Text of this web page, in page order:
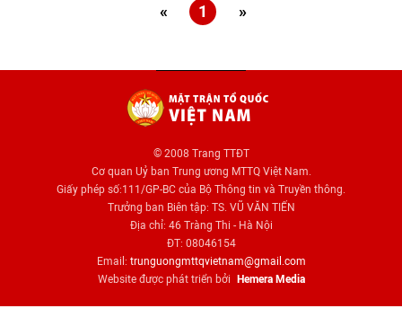
« 1 »
© 2008 Trang TTĐT
Cơ quan Uỷ ban Trung ương MTTQ Việt Nam.
Giấy phép số:111/GP-BC của Bộ Thông tin và Truyền thông.
Trưởng ban Biên tập: TS. VŨ VĂN TIẾN
Địa chỉ: 46 Tràng Thi - Hà Nội
ĐT: 08046154
Email: trunguongmttqvietnam@gmail.com
Website được phát triển bởi
Hemera Media